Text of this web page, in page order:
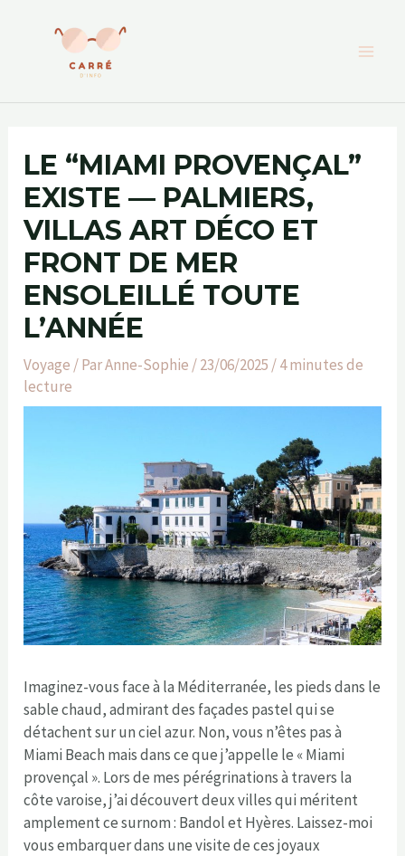
LE “MIAMI PROVENÇAL”
EXISTE — PALMIERS,
VILLAS ART DÉCO ET
FRONT DE MER
ENSOLEILLÉ TOUTE
L’ANNÉE
Voyage / ParAnne-Sophie /23/06/2025 /4 minutes de
lecture
Imaginez-vous face à la Méditerranée, les pieds dans le
sable chaud, admirant des façades pastel qui se
détachent sur un ciel azur. Non, vous n’êtes pas à
Miami Beach mais dans ce que j’appelle le « Miami
provençal ». Lors de mes pérégrinations à travers la
côte varoise, j’ai découvert deux villes qui méritent
amplement ce surnom : Bandol et Hyères. Laissez-moi
vous embarquer dans une visite de ces joyaux